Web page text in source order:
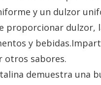
y un dulzor
proporcionar
y
otros sabores.
demuestra una